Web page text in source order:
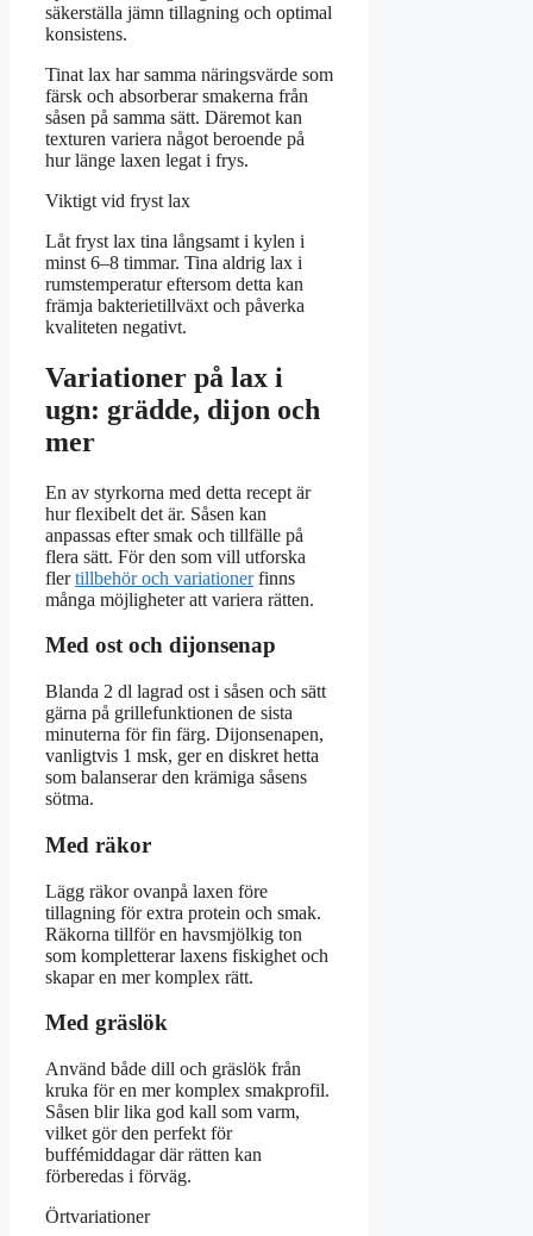
säkerställa jämn tillagning och optimal
konsistens.
Tinat lax har samma näringsvärde som
färsk och absorberar smakerna från
såsen på samma sätt. Däremot kan
texturen variera något beroende på
hur länge laxen legat i frys.
Viktigt vid fryst lax
Låt fryst lax tina långsamt i kylen i
minst 6–8 timmar. Tina aldrig lax i
rumstemperatur eftersom detta kan
främja bakterietillväxt och påverka
kvaliteten negativt.
Variationer på lax i
ugn: grädde, dijon och
mer
En av styrkorna med detta recept är
hur flexibelt det är. Såsen kan
anpassas efter smak och tillfälle på
flera sätt. För den som vill utforska
flertillbehör och variationerfinns
många möjligheter att variera rätten.
Med ost och dijonsenap
Blanda 2 dl lagrad ost i såsen och sätt
gärna på grillefunktionen de sista
minuterna för fin färg. Dijonsenapen,
vanligtvis 1 msk, ger en diskret hetta
som balanserar den krämiga såsens
sötma.
Med räkor
Lägg räkor ovanpå laxen före
tillagning för extra protein och smak.
Räkorna tillför en havsmjölkig ton
som kompletterar laxens fiskighet och
skapar en mer komplex rätt.
Med gräslök
Använd både dill och gräslök från
kruka för en mer komplex smakprofil.
Såsen blir lika god kall som varm,
vilket gör den perfekt för
buffémiddagar där rätten kan
förberedas i förväg.
Örtvariationer